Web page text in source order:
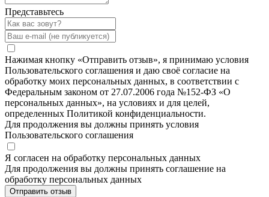
Представьтесь
Нажимая кнопку «Отправить отзыв», я принимаю условия
Пользовательского соглашения и даю своё согласие на
обработку моих персональных данных, в соответствии с
Федеральным законом от 27.07.2006 года №152-ФЗ «О
персональных данных», на условиях и для целей,
определенных Политикой конфиденциальности.
Для продолжения вы должны принять условия
Пользовательского соглашения
Я согласен на обработку персональных данных
Для продолжения вы должны принять соглашение на
обработку персональных данных
Отправить отзыв